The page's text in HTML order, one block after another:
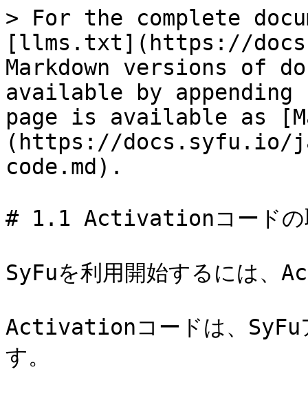
> For the complete
[llms.txt](https://
Markdown versions of
available by
page is available as
(https://docs.syfu.io/
code.md).
# 1.1 Activationコードの
SyFuを利用開始するには
Activationコードは、SyFu
す。